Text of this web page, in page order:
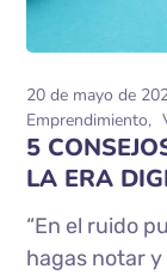
20 de mayo de
Emprendimiento
5
LA ERA
“En el ruido
hagas notar y